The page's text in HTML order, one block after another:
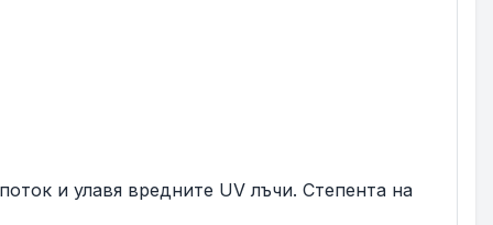
и улавя вредните UV лъчи. Степента на